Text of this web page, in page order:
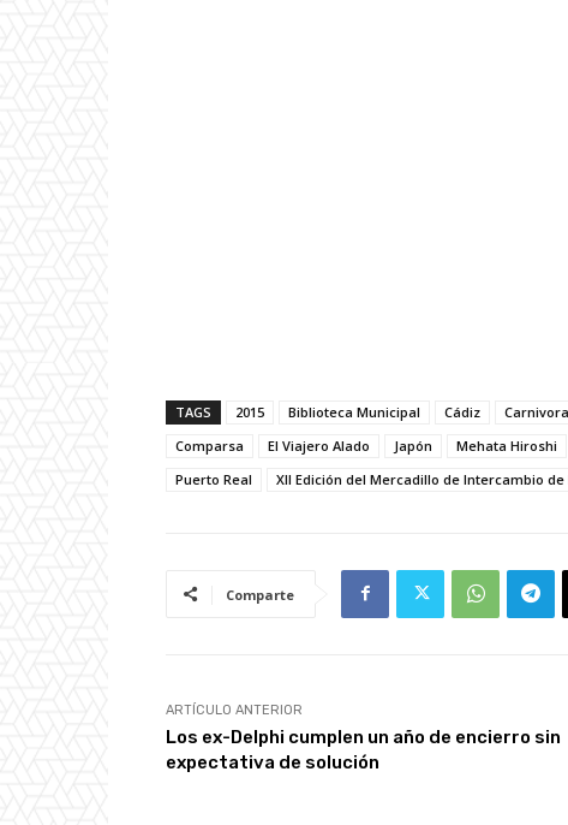
TAGS 2015 Biblioteca Municipal Cádiz
Comparsa
El Viajero Alado Japón Mehata Hiroshi
Puerto Real
XII Edición del Mercadillo de Intercambio de
Comparte
ARTÍCULO ANTERIOR
Los ex-Delphi cumplen un año de encierro sin
expectativa de solución